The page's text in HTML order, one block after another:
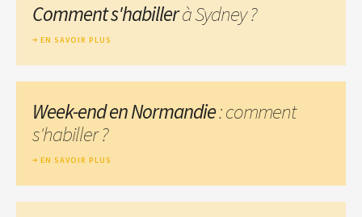
Comment s'habillerà Sydney ?
EN SAVOIR PLUS
Week-end en Normandie: comment
s'habiller ?
EN SAVOIR PLUS